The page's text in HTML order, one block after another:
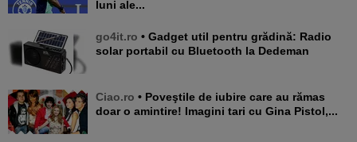
luni ale...
go4it.ro • Gadget util pentru grădină: Radio
solar portabil cu Bluetooth la Dedeman
Ciao.ro • Poveştile de iubire care au rămas
doar o amintire! Imagini tari cu Gina Pistol,...